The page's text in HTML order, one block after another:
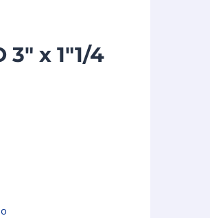
x 1″1/4